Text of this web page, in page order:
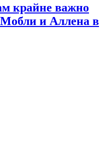
крайне важно
Мобли и Аллена в